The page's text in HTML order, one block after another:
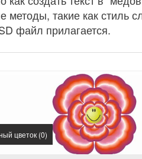
методы, такие какстиль
файл прилагается.
цветок (0)